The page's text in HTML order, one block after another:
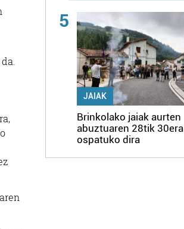
5
JAIAK
Brinkolako jaiak aurten
abuztuaren 28tik 30era
ospatuko dira